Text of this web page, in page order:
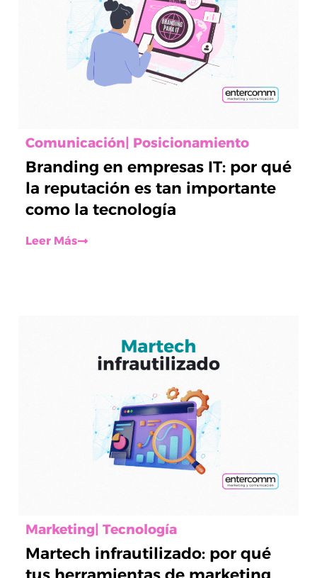
Comunicación Posicionamiento
Branding en empresas IT: por qué
la reputación es tan importante
como la tecnología
Leer Más
Marketing Tecnología
Martech infrautilizado: por qué